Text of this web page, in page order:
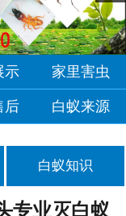
里害虫
品展示
业知识库
示 家里害虫
后 白蚁来源
白蚁知识
专业灭白蚁